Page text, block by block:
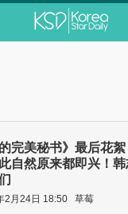
的完美秘书》最后花
自然原来都即兴！
2月24日 18:50 草莓